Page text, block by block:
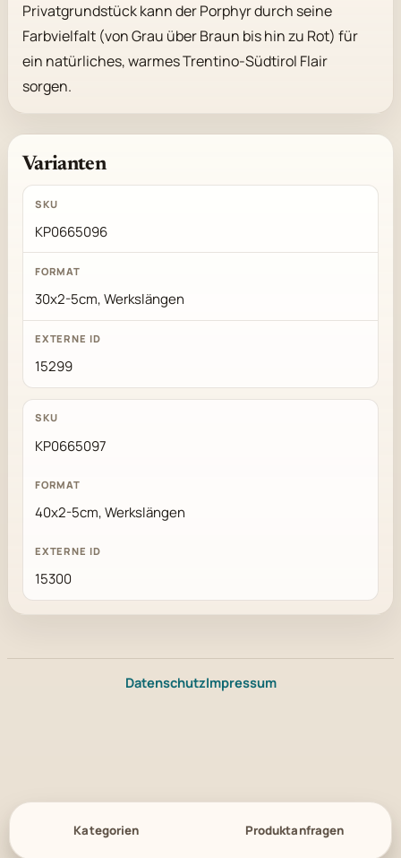
Privatgrundstück kann der Porphyr durch seine
Farbvielfalt (von Grau über Braun bis hin zu Rot) für
ein natürliches, warmes Trentino-Südtirol Flair
sorgen.
Varianten
KP0665096
30x2-5cm, Werkslängen
15299
KP0665097
40x2-5cm, Werkslängen
15300
DatenschutzImpressum
Kategorien Produktanfragen